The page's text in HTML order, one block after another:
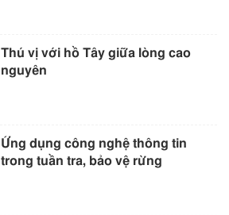
Thú vị với hồ Tây giữa lòng cao
nguyên
Ứng dụng công nghệ thông tin
trong tuần tra, bảo vệ rừng